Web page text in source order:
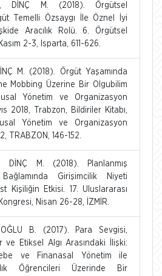
DİNÇ M. (2018). Örgütsel
Temelli Özsaygı İle Öznel İyi
Aracılık Rolü. 6. Örgütsel
2-3, Isparta, 611-626.
M. (2018). Örgüt Yaşamında
Mobbing Üzerine Bir Olgubilim
Yönetim ve Organizasyon
2018, Trabzon, Bildiriler Kitabı,
Yönetim ve Organizasyon
TRABZON, 146-152.
DİNÇ M. (2018). Planlanmış
Girişimcilik Niyeti
Kişiliğin Etkisi. 17. Uluslararası
Nisan 26-28, İZMİR.
B. (2017). Para Sevgisi,
ve Etiksel Algı Arasındaki İlişki:
ve Finanasal Yönetim ile
Öğrencileri Üzerinde Bir